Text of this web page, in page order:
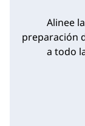
Alinee
preparación
a todo